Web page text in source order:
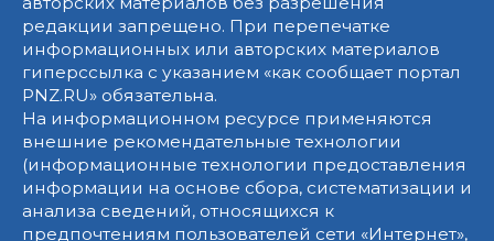
редакции запрещено. При перепечатке
информационных или авторских материалов
гиперссылка с указанием «как сообщает портал
PNZ.RU» обязательна.
На информационном ресурсе применяются
внешние рекомендательные технологии
(информационные технологии предоставления
информации на основе сбора, систематизации и
анализа сведений, относящихся к
предпочтениям пользователей сети «Интернет»,